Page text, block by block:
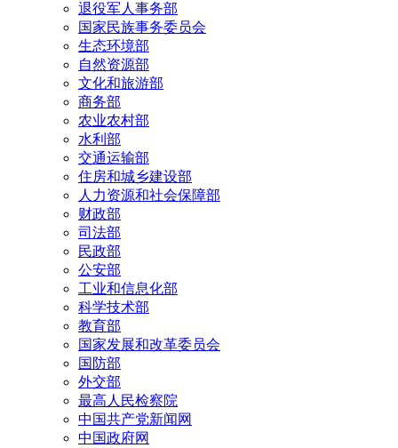
退役军人事务部
国家民族事务委员会
生态环境部
自然资源部
文化和旅游部
商务部
农业农村部
水利部
交通运输部
住房和城乡建设部
人力资源和社会保障部
财政部
司法部
民政部
公安部
工业和信息化部
科学技术部
教育部
国家发展和改革委员会
国防部
外交部
最高人民检察院
中国共产党新闻网
中国政府网